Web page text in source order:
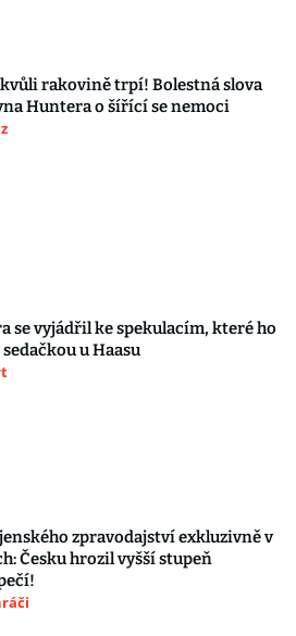
rakovině trpí! Bolestná slova
Huntera o šířící se nemoci
se vyjádřil ke spekulacím, které ho
u Haasu
zpravodajství exkluzivně v
Česku hrozil vyšší stupeň